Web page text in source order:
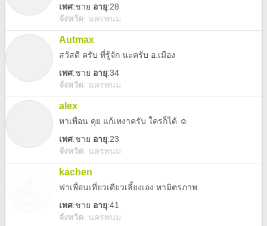
เพศ:ชาย อายุ:28
จังหวัด: นครพนม
Autmax
สวัสดี ครับ ที่รู้จัก นะครับ อ.เมือง
เพศ:ชาย อายุ:34
จังหวัด: นครพนม
alex
หาเพื่อน คุย แก้เหงาครับ ใครก็ได้ ☺️
เพศ:ชาย อายุ:23
จังหวัด: นครพนม
kachen
ฟาเพื่อนเที่ยวเดียวเลี้ยงเอง หามิตรภาพ
เพศ:ชาย อายุ:41
จังหวัด: นครพนม